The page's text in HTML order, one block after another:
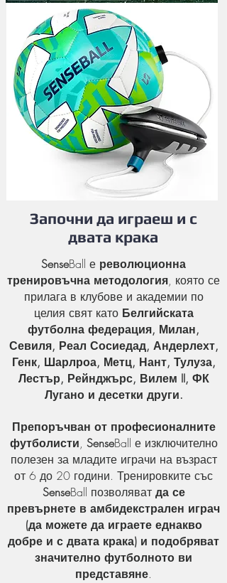
Започни да играеш и с
двата крака
SenseBall е революционна
тренировъчна методология, която се
прилага в клубове и академии по
целия свят като Белгийската
футболна федерация, Милан,
Севиля, Реал Сосиедад, Андерлехт,
Генк, Шарлроа, Метц, Нант, Тулуза,
Лестър, Рейнджърс, Вилем II, ФК
Лугано и десетки други.
Препоръчван от професионалните
футболисти, SenseBall е изключително
полезен за младите играчи на възраст
от 6 до 20 години. Тренировките със
SenseBall позволяват да се
превърнете в амбидекстрален играч
(да можете да играете еднакво
добре и с двата крака) и подобряват
значително футболното ви
представяне.